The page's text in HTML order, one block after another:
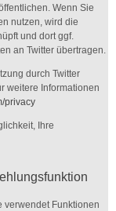
Wenn Sie
nutzen, wird die
und dort ggf.
an Twitter übertragen.
durch Twitter
weitere Informationen
privacy
Ihre
verwendet Funktionen